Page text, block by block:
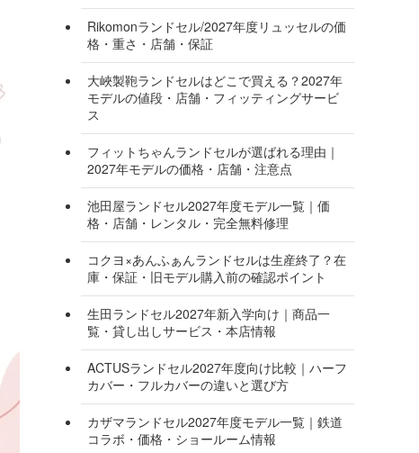
Rikomonランドセル/2027年度リュッセルの価
格・重さ・店舗・保証
大峽製鞄ランドセルはどこで買える？2027年
モデルの値段・店舗・フィッティングサービ
ス
フィットちゃんランドセルが選ばれる理由｜
2027年モデルの価格・店舗・注意点
池田屋ランドセル2027年度モデル一覧｜価
格・店舗・レンタル・完全無料修理
コクヨ×あんふぁんランドセルは生産終了？在
庫・保証・旧モデル購入前の確認ポイント
生田ランドセル2027年新入学向け｜商品一
覧・貸し出しサービス・本店情報
ACTUSランドセル2027年度向け比較｜ハーフ
カバー・フルカバーの違いと選び方
カザマランドセル2027年度モデル一覧｜鉄道
コラボ・価格・ショールーム情報